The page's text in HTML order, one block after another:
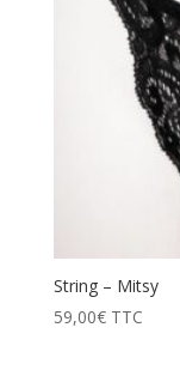
String – Mitsy
59,00€ TTC